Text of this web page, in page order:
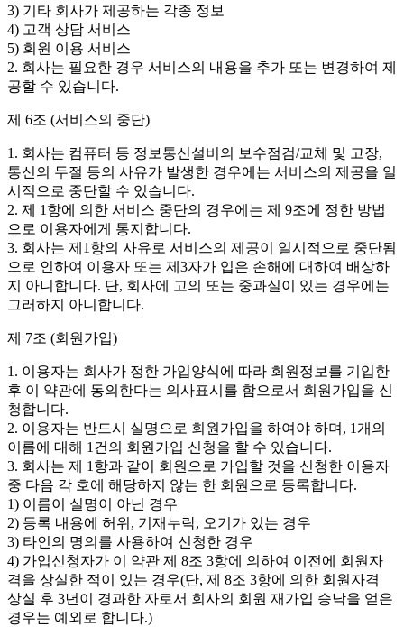
3) 기타 회사가 제공하는 각종 정보
4) 고객 상담 서비스
5) 회원 이용 서비스
2. 회사는 필요한 경우 서비스의 내용을 추가 또는 변경하여 제
공할 수 있습니다.
제 6조 (서비스의 중단)
1. 회사는 컴퓨터 등 정보통신설비의 보수점검/교체 및 고장,
통신의 두절 등의 사유가 발생한 경우에는 서비스의 제공을 일
시적으로 중단할 수 있습니다.
2. 제 1항에 의한 서비스 중단의 경우에는 제 9조에 정한 방법
으로 이용자에게 통지합니다.
3. 회사는 제1항의 사유로 서비스의 제공이 일시적으로 중단됨
으로 인하여 이용자 또는 제3자가 입은 손해에 대하여 배상하
지 아니합니다. 단, 회사에 고의 또는 중과실이 있는 경우에는
그러하지 아니합니다.
제 7조 (회원가입)
1. 이용자는 회사가 정한 가입양식에 따라 회원정보를 기입한
후 이 약관에 동의한다는 의사표시를 함으로서 회원가입을 신
청합니다.
2. 이용자는 반드시 실명으로 회원가입을 하여야 하며, 1개의
이름에 대해 1건의 회원가입 신청을 할 수 있습니다.
3. 회사는 제 1항과 같이 회원으로 가입할 것을 신청한 이용자
중 다음 각 호에 해당하지 않는 한 회원으로 등록합니다.
1) 이름이 실명이 아닌 경우
2) 등록 내용에 허위, 기재누락, 오기가 있는 경우
3) 타인의 명의를 사용하여 신청한 경우
4) 가입신청자가 이 약관 제 8조 3항에 의하여 이전에 회원자
격을 상실한 적이 있는 경우(단, 제 8조 3항에 의한 회원자격
상실 후 3년이 경과한 자로서 회사의 회원 재가입 승낙을 얻은
경우는 예외로 합니다.)